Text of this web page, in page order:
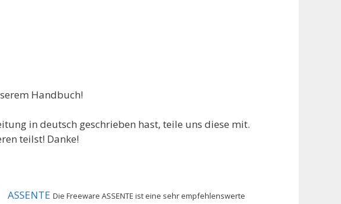
Handbuch!
in deutsch geschrieben hast, teile uns diese mit.
teilst! Danke!
ASSENTE Die Freeware ASSENTE ist eine sehr empfehlenswerte